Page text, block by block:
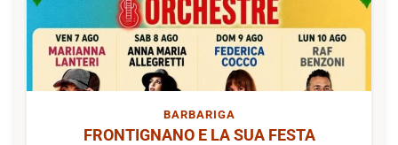
BARBARIGA
FRONTIGNANO E LA SUA FESTA